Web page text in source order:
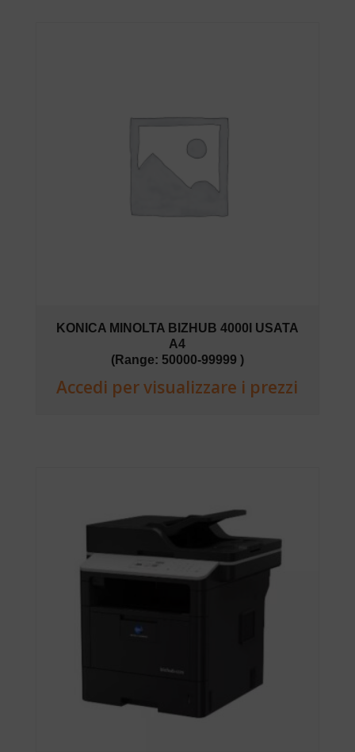
KONICA MINOLTA BIZHUB 4000I USATA
A4
(Range: 50000-99999 )
Accedi per visualizzare i prezzi